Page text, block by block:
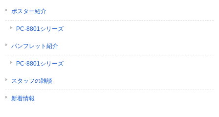
ポスター紹介
PC-8801シリーズ
パンフレット紹介
PC-8801シリーズ
スタッフの雑談
新着情報